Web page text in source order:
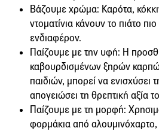
Βάζουμε χρώμα: Καρότα,
ντοματίνια κάνουν το πιάτο
ενδιαφέρον.
Παίζουμε με την υφή: Η
καβουρδισμένων ξηρών
παιδιών, μπορεί να ενισχύσει
απογειώσει τη θρεπτική αξία
Παίζουμε με τη μορφή:
φορμάκια από